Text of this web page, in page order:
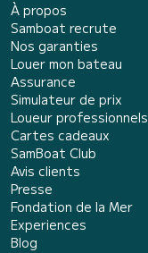
À propos
Samboat recrute
Nos garanties
Louer mon bateau
Assurance
Simulateur de prix
Loueur professionnels
Cartes cadeaux
SamBoat Club
Avis clients
Presse
Fondation de la Mer
Experiences
Blog